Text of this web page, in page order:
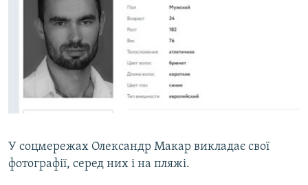
У соцмережах Олександр Макар викладає свої
фотографії, серед них і на пляжі.